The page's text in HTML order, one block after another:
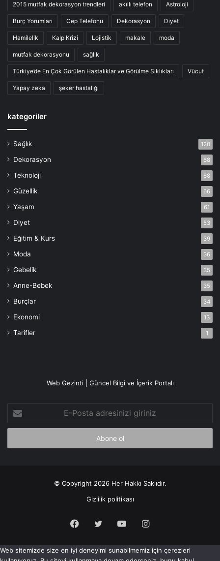
2015 mutfak dekorasyon trendleri akıllı telefon Astroloji
Burç Yorumları Cep Telefonu Dekorasyon Diyet
Hamilelik Kalp Krizi Lojistik makale moda
mutfak dekorasyonu sağlık
Türkiye’de En Çok Görülen Hastalıklar ve Görülme Sıklıkları Vücut
Yapay zeka şeker hastalığı
kategoriler
Sağlık 120
Dekorasyon 68
Teknoloji 68
Güzellik 66
Yaşam 61
Diyet 53
Eğitim & Kurs 39
Moda 36
Gebelik 35
Anne-Bebek 35
Burçlar 34
Ekonomi 13
Tarifler 1
Web Gezinti | Güncel Bilgi ve İçerik Portalı
Posta
adresinizi
© Copyright 2026 Her Hakkı Saklıdır.
Gizlilik politikası
Facebook
X YouTubeInstagram
Web sitemizde size en iyi deneyimi sunabilmemiz için çerezleri